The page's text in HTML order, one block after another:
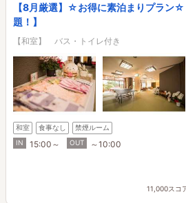
【8月厳選】☆お得に素泊まりプラン
題！】
【和室】 バス・トイレ付き
和室 食事なし
禁煙ルーム
IN
15:00～ OUT ～10:00
11,000スコ